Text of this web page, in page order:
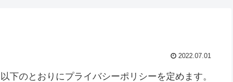
2022.07.01
下のとおりにプライバシーポリシーを定めます。